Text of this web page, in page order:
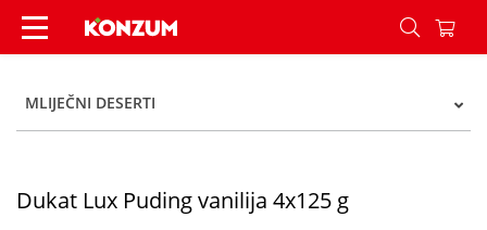
Dukat Lux Puding vanilija 4x125 g - Konzum
MLIJEČNI DESERTI
Dukat Lux Puding vanilija 4x125 g